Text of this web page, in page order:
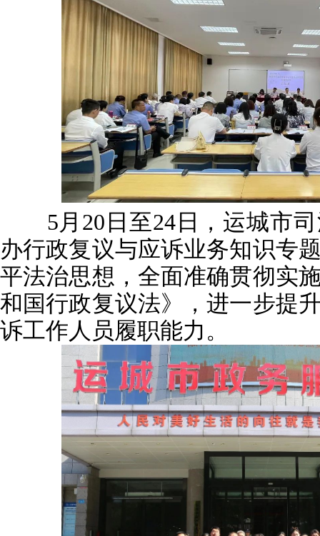
5月20日至24日，运城市司
办行政复议与应诉业务知识专
平法治思想，全面准确贯彻实
和国行政复议法》，进一步提
诉工作人员履职能力。